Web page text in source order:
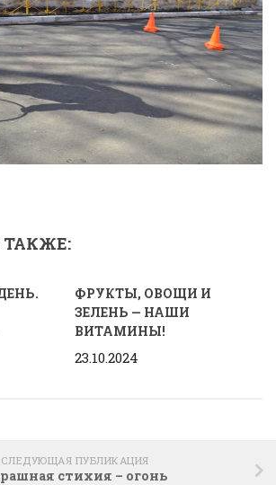
ТАКЖЕ:
ФРУКТЫ, ОВОЩИ И
ЗЕЛЕНЬ — НАШИ
ВИТАМИНЫ!
23.10.2024
СЛЕДУЮЩАЯ ПУБЛИКАЦИЯ
стихия – огонь